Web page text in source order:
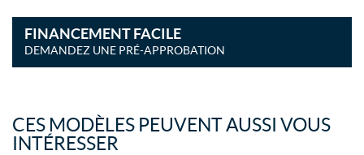
FINANCEMENT FACILE
DEMANDEZ UNE PRÉ-APPROBATION
CES MODÈLES PEUVENT AUSSI VOUS
INTÉRESSER